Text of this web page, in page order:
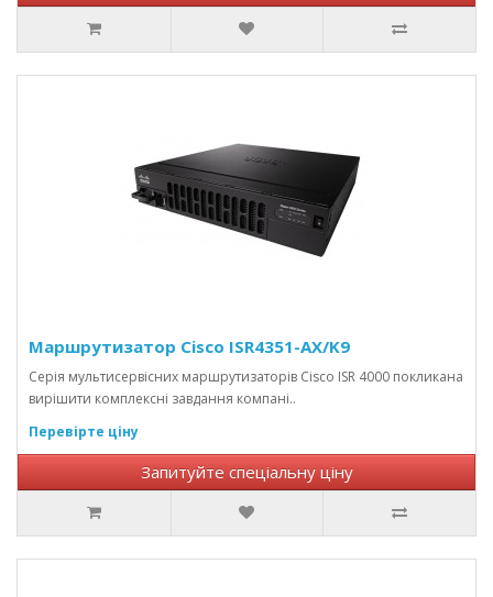
Маршрутизатор Cisco ISR4351-AX/K9
Серія мультисервісних маршрутизаторів Cisco ISR 4000 покликана
вирішити комплексні завдання компані..
Перевірте ціну
Запитуйте спеціальну ціну